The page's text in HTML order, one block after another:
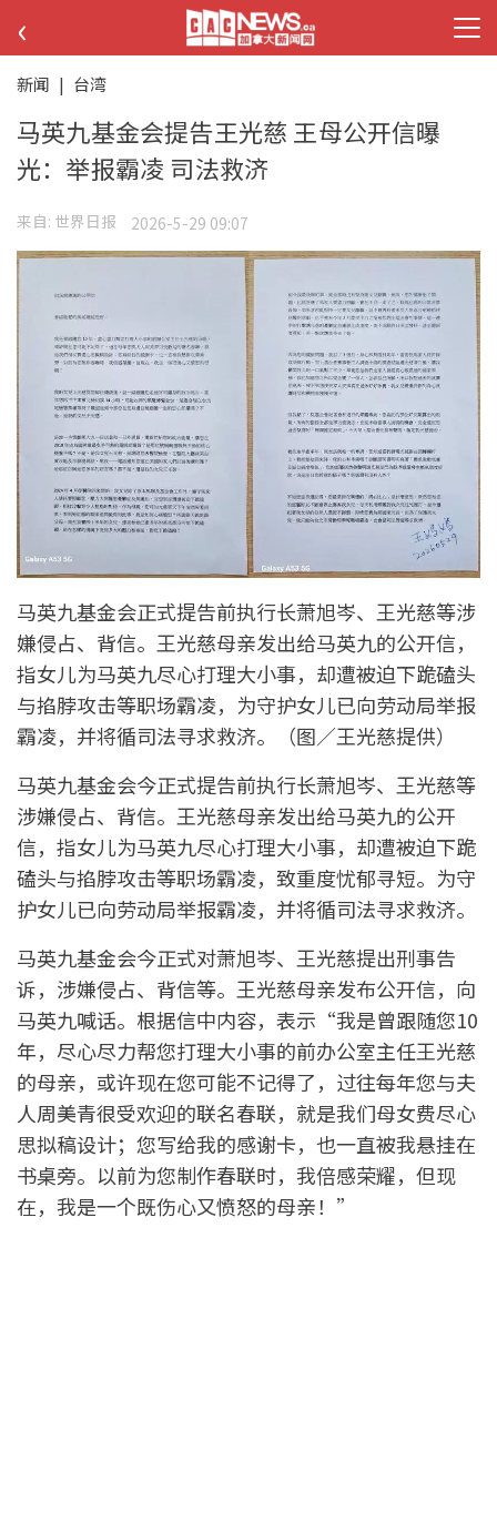
‹
新闻 | 台湾
马英九基金会提告王光慈 王母公开信曝
光：举报霸凌 司法救济
来自: 世界日报 2026-5-29 09:07
马英九基金会正式提告前执行长萧旭岑、王光慈等涉
嫌侵占、背信。王光慈母亲发出给马英九的公开信，
指女儿为马英九尽心打理大小事，却遭被迫下跪磕头
与掐脖攻击等职场霸凌，为守护女儿已向劳动局举报
霸凌，并将循司法寻求救济。（图／王光慈提供）
马英九基金会今正式提告前执行长萧旭岑、王光慈等
涉嫌侵占、背信。王光慈母亲发出给马英九的公开
信，指女儿为马英九尽心打理大小事，却遭被迫下跪
磕头与掐脖攻击等职场霸凌，致重度忧郁寻短。为守
护女儿已向劳动局举报霸凌，并将循司法寻求救济。
马英九基金会今正式对萧旭岑、王光慈提出刑事告
诉，涉嫌侵占、背信等。王光慈母亲发布公开信，向
马英九喊话。根据信中内容，表示“我是曾跟随您10
年，尽心尽力帮您打理大小事的前办公室主任王光慈
的母亲，或许现在您可能不记得了，过往每年您与夫
人周美青很受欢迎的联名春联，就是我们母女费尽心
思拟稿设计；您写给我的感谢卡，也一直被我悬挂在
书桌旁。以前为您制作春联时，我倍感荣耀，但现
在，我是一个既伤心又愤怒的母亲！”